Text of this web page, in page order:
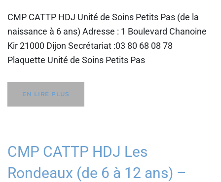
CMP CATTP HDJ Unité de Soins Petits Pas (de la
naissance à 6 ans) Adresse : 1 Boulevard Chanoine
Kir 21000 Dijon Secrétariat :03 80 68 08 78
Plaquette Unité de Soins Petits Pas
EN LIRE PLUS
CMP CATTP HDJ Les
Rondeaux (de 6 à 12 ans) –